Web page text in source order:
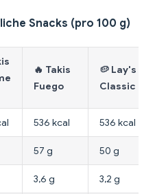
Snacks (pro 100 g)
🔥 Takis
Fuego
🥔 Lay's
Classic
536 kcal 536 kcal
57 g 50 g
3,6 g 3,2 g